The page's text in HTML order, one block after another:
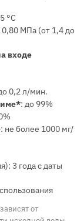
°С
0,80 МПа (от 1,4 до
входе
0,2 л/мин.
: до 99%
: не более 1000 мг/
3 года с даты
от